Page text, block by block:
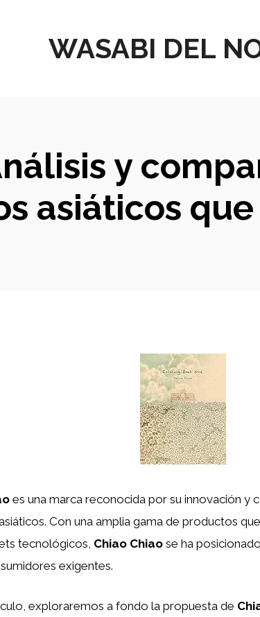
WASABI DEL
y
asiáticos
es una marca reconocida por su innovación y
Con una amplia gama de productos
tecnológicos, Chiao Chiao se ha
exigentes.
exploraremos a fondo la propuesta de